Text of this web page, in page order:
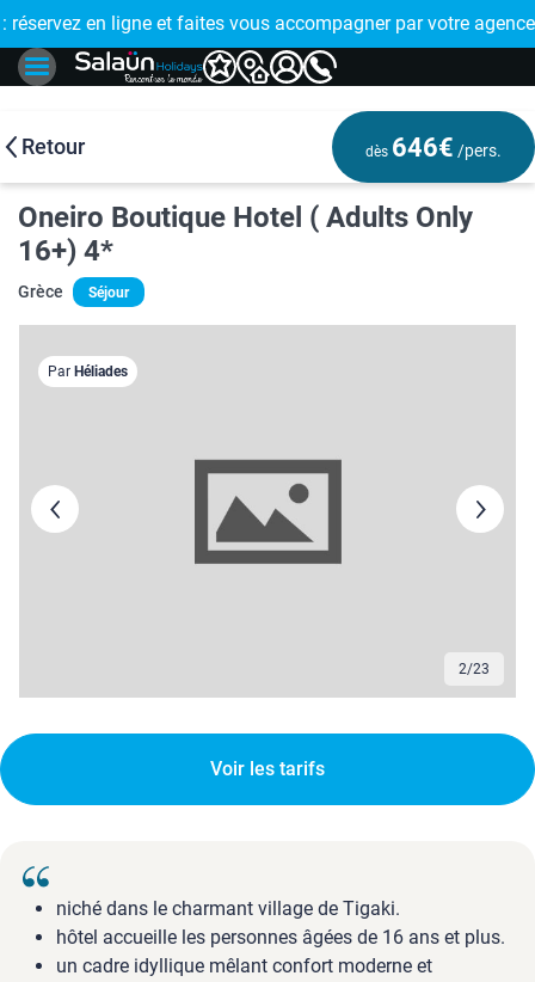
!
: réservez en ligne et faites vous accompagner par votre
🤩
Retour dès 646€ /pers.
Oneiro Boutique Hotel ( Adults Only
16+) 4*
Grèce Séjour
2/23
Par Héliades
Voir les tarifs
niché dans le charmant village de Tigaki.
hôtel accueille les personnes âgées de 16 ans et plus.
un cadre idyllique mêlant confort moderne et